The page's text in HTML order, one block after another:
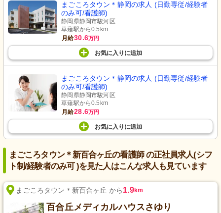
まごころタウン＊静岡の求人 (日勤専従/経験者
のみ可/看護師)
静岡県静岡市駿河区
草薙駅から0.5km
月給30.6万円
お気に入り に追加
まごころタウン＊静岡の求人 (日勤専従/経験者
のみ可/看護師)
静岡県静岡市駿河区
草薙駅から0.5km
月給28.6万円
お気に入り に追加
まごころタウン＊新百合ヶ丘の看護師 の正社員求人(シフ
ト制/経験者のみ可 )を見た人はこんな求人も見ています
まごころタウン＊新百合ヶ丘 から1.9km
百合丘メディカルハウスさゆり